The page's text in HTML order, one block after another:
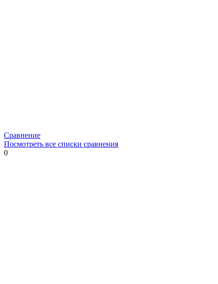
Сравнение
Посмотреть все списки сравнения
0